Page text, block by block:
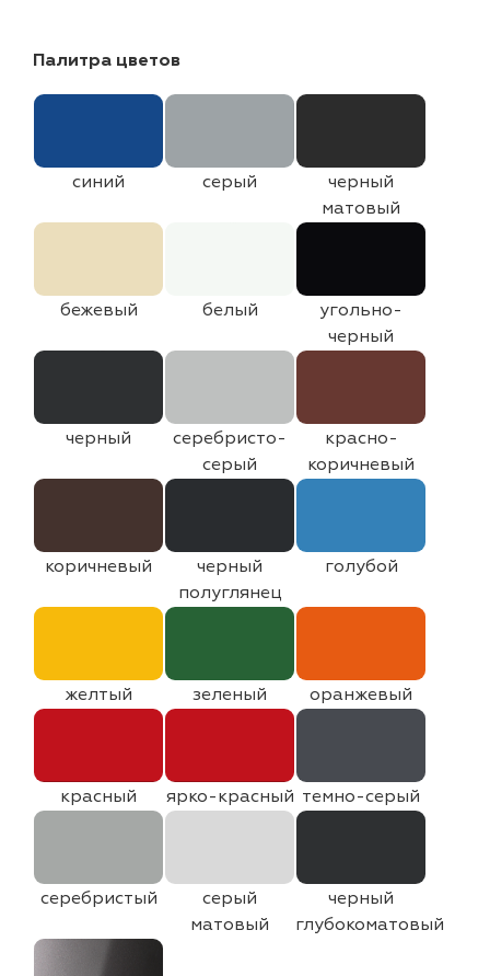
Палитра цветов
синий серый
черный
матовый
бежевый белый
угольно-
черный
черный
серебристо-
серый
красно-
коричневый
коричневый
черный
полуглянец
голубой
желтый зеленый оранжевый
красный ярко-красный темно-серый
серебристый
серый
матовый
черный
глубокоматовый